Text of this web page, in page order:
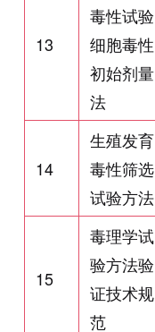
13
毒性试验
细胞毒性
初始剂量
法
14
生殖发育
毒性筛选
试验方法
15
毒理学试
验方法验
证技术规
范